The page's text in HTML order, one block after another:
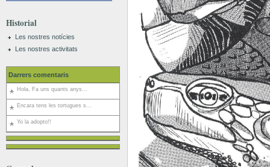
Historial
Les nostres notícies
Les nostres activitats
Darrers comentaris
Hola, Fa uns quants anys...
Encara tens les tortugues s...
Yo la adopto!!